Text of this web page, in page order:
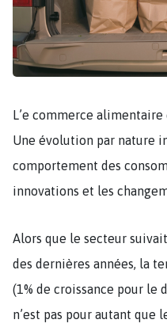
L’e commerce
Une évolution par nature
comportement des
innovations et les
Alors que le secteur
des dernières années, la
(1% de croissance pour le
n’est pas pour autant que